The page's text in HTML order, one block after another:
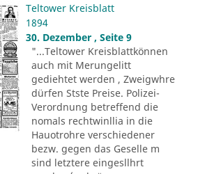
Teltower Kreisblatt
1894
30. Dezember , Seite 9
"...Teltower Kreisblattkönnen
auch mit Merungelitt
gediehtet werden , Zweigwhre
dürfen Stste Preise. Polizei-
Verordnung betreffend die
nomals rechtwinllia in die
Hauotrohre verschiedener
bezw. gegen das Geselle m
sind letztere eingesllhrt